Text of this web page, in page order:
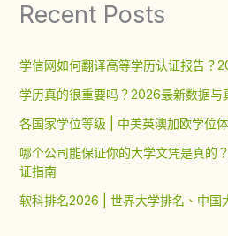
Recent Posts
学信网如何翻译高等学历认证报告？
学历真的很重要吗？2026最新数据与
各国家学位等级 | 中美英澳加欧学位
哪个公司能保证你的大学文凭是真的
证指南
软科排名2026 | 世界大学排名、中国